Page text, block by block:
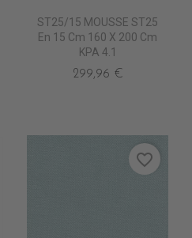
ST25/15 MOUSSE ST25
En 15 Cm 160 X 200 Cm
KPA 4.1
299,96 €
favorite_border